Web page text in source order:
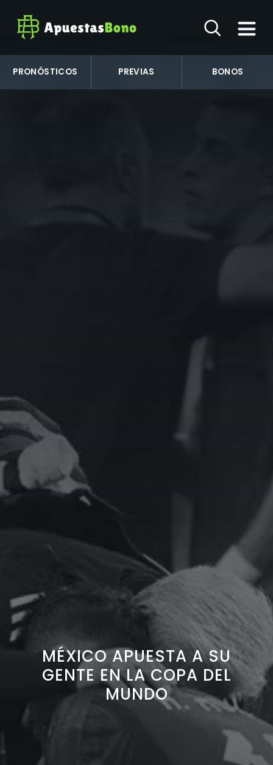
PRONÓSTICOS PREVIAS BONOS
MÉXICO APUESTA A SU
GENTE EN LA COPA DEL
MUNDO